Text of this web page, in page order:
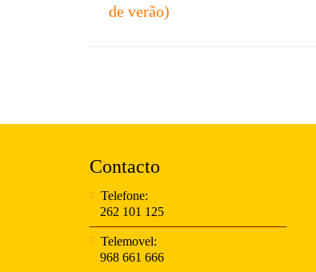
de verão)
Contacto
Telefone:
262 101 125
Telemovel:
968 661 666